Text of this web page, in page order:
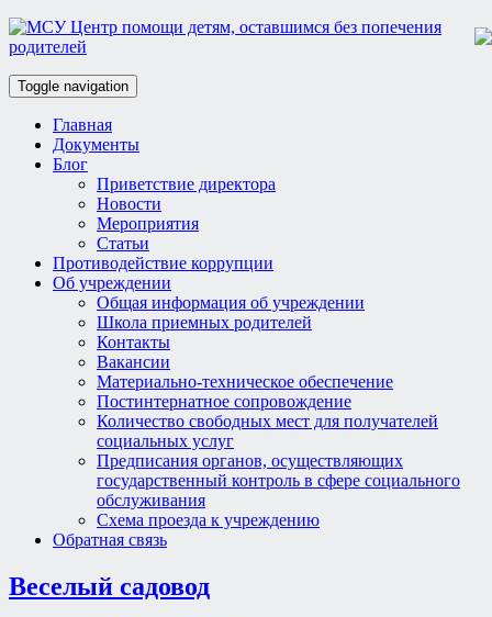
Toggle navigation
Главная
Документы
Блог
Приветствие директора
Новости
Мероприятия
Статьи
Противодействие коррупции
Об учреждении
Общая информация об учреждении
Школа приемных родителей
Контакты
Вакансии
Материально-техническое обеспечение
Постинтернатное сопровождение
Количество свободных мест для получателей
социальных услуг
Предписания органов, осуществляющих
государственный контроль в сфере социального
обслуживания
Схема проезда к учреждению
Обратная связь
Веселый садовод